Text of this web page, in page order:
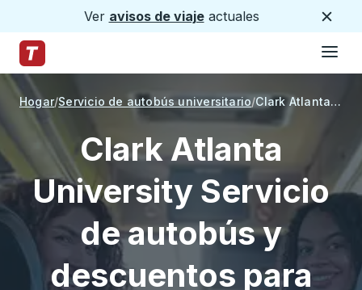
Ver avisos de viajeactuales
Página de inicio de Trailways
Hogar Servicio de autobús universitario Clark Atlanta University
Clark Atlanta
University Servicio
de autobús y
descuentos para